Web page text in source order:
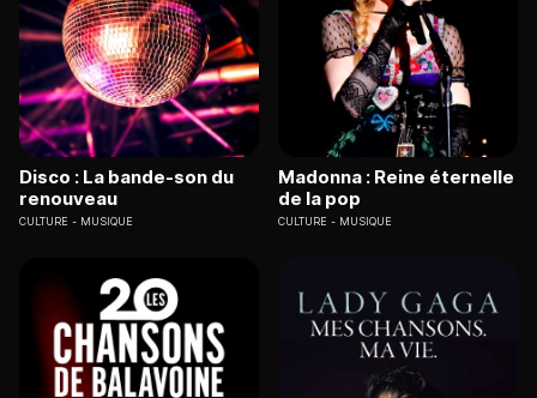
Disco : La bande-son du
renouveau
CULTURE MUSIQUE
Madonna : Reine éternelle
de la pop
CULTURE MUSIQUE